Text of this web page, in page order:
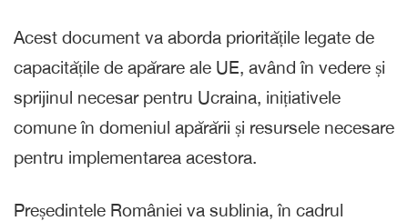
Acest document va aborda prioritățile legate de
capacitățile de apărare ale UE, având în vedere și
sprijinul necesar pentru Ucraina, inițiativele
comune în domeniul apărării și resursele necesare
pentru implementarea acestora.
Președintele României va sublinia, în cadrul